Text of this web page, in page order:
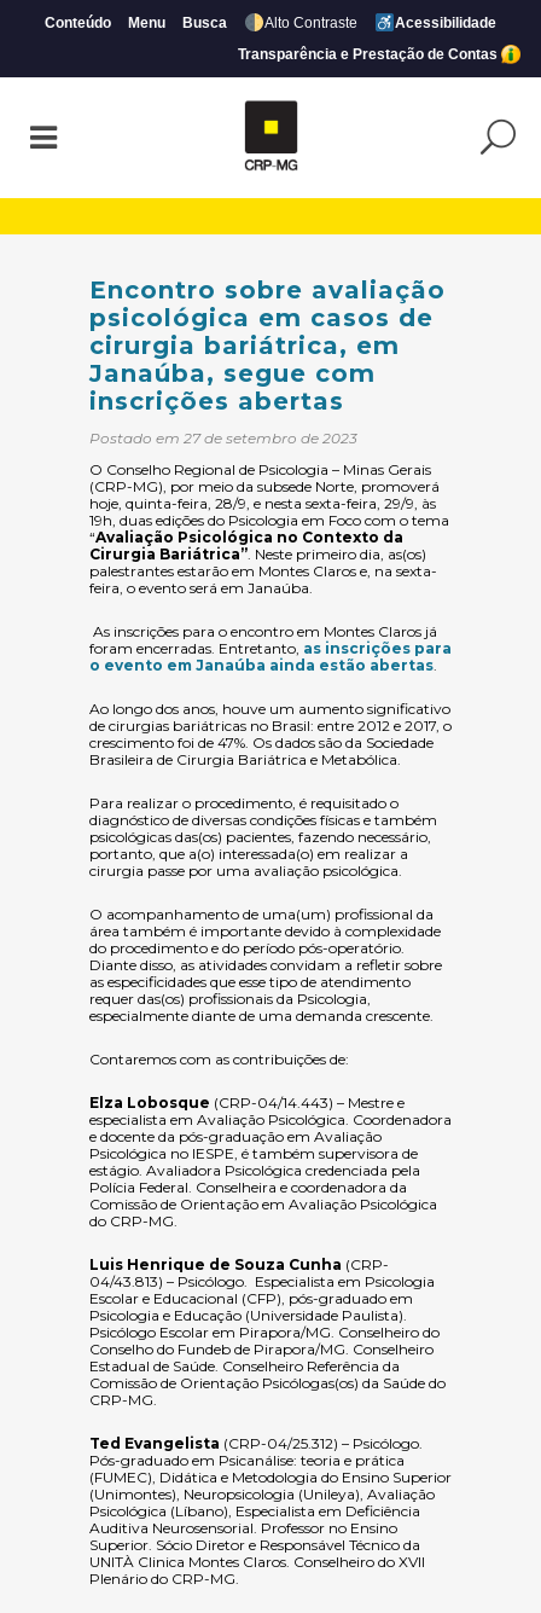
Conteúdo Menu Busca Alto Contraste
Acessibilidade
Transparência e Prestação de Contas
Encontro sobre avaliação
psicológica em casos de
cirurgia bariátrica, em
Janaúba, segue com
inscrições abertas
Postado em 27 de setembro de 2023
O Conselho Regional de Psicologia – Minas Gerais
(CRP-MG), por meio da subsede Norte, promoverá
hoje, quinta-feira, 28/9, e nesta sexta-feira, 29/9, às
19h, duas edições do Psicologia em Foco com o tema
“Avaliação Psicológica no Contexto da
Cirurgia Bariátrica”. Neste primeiro dia, as(os)
palestrantes estarão em Montes Claros e, na sexta-
feira, o evento será em Janaúba.
As inscrições para o encontro em Montes Claros já
foram encerradas. Entretanto, as inscrições para
o evento em Janaúba ainda estão abertas.
Ao longo dos anos, houve um aumento significativo
de cirurgias bariátricas no Brasil: entre 2012 e 2017, o
crescimento foi de 47%. Os dados são da Sociedade
Brasileira de Cirurgia Bariátrica e Metabólica.
Para realizar o procedimento, é requisitado o
diagnóstico de diversas condições físicas e também
psicológicas das(os) pacientes, fazendo necessário,
portanto, que a(o) interessada(o) em realizar a
cirurgia passe por uma avaliação psicológica.
O acompanhamento de uma(um) profissional da
área também é importante devido à complexidade
do procedimento e do período pós-operatório.
Diante disso, as atividades convidam a refletir sobre
as especificidades que esse tipo de atendimento
requer das(os) profissionais da Psicologia,
especialmente diante de uma demanda crescente.
Contaremos com as contribuições de:
Elza Lobosque (CRP-04/14.443) – Mestre e
especialista em Avaliação Psicológica. Coordenadora
e docente da pós-graduação em Avaliação
Psicológica no IESPE, é também supervisora de
estágio. Avaliadora Psicológica credenciada pela
Polícia Federal. Conselheira e coordenadora da
Comissão de Orientação em Avaliação Psicológica
do CRP-MG.
Luis Henrique de Souza Cunha (CRP-
04/43.813) – Psicólogo. Especialista em Psicologia
Escolar e Educacional (CFP), pós-graduado em
Psicologia e Educação (Universidade Paulista).
Psicólogo Escolar em Pirapora/MG. Conselheiro do
Conselho do Fundeb de Pirapora/MG. Conselheiro
Estadual de Saúde. Conselheiro Referência da
Comissão de Orientação Psicólogas(os) da Saúde do
CRP-MG.
Ted Evangelista (CRP-04/25.312) – Psicólogo.
Pós-graduado em Psicanálise: teoria e prática
(FUMEC), Didática e Metodologia do Ensino Superior
(Unimontes), Neuropsicologia (Unileya), Avaliação
Psicológica (Líbano), Especialista em Deficiência
Auditiva Neurosensorial. Professor no Ensino
Superior. Sócio Diretor e Responsável Técnico da
UNITÀ Clinica Montes Claros. Conselheiro do XVII
Plenário do CRP-MG.